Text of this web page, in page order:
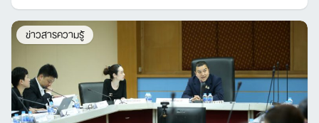
ข่าวสารความรู้